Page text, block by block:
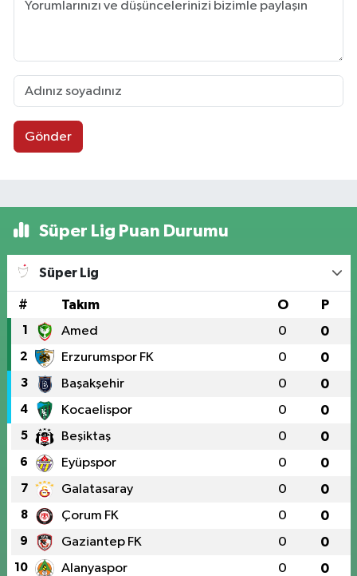
Gönder
Süper Lig Puan Durumu
Süper Lig
# Takım O P
1 Amed 0 0
2 Erzurumspor FK 0 0
3 Başakşehir 0 0
4 Kocaelispor 0 0
5 Beşiktaş 0 0
6 Eyüpspor 0 0
7 Galatasaray 0 0
8 Çorum FK 0 0
9 Gaziantep FK 0 0
10 Alanyaspor 0 0